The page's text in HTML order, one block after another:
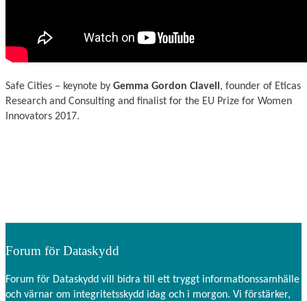
Safe Cities – keynote by Gemma Gordon Clavell , founder of Eticas
Research and Consulting and finalist for the EU Prize for Women
Innovators 2017.
Forum för Dataskydd
Forum för Dataskydd vill bidra till ett tryggt informationssamhälle
och värnar om integritetsskydd idag och i morgon. Vi förstärker,